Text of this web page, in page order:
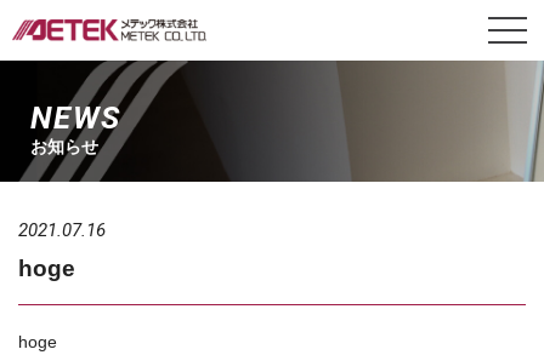
NEWS
お知らせ
2021.07.16
hoge
hoge